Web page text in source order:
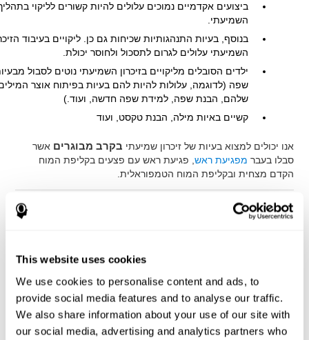
This website uses cookies
We use cookies to personalise content and ads, to
provide social media features and to analyse our traffic.
We also share information about your use of our site with
our social media, advertising and analytics partners who
ביצועים אקדמיים נמוכים עלולים להיות קשורים לליקוי
השמיעתי.
בנוסף, בעיות התנהגותיות שכיחות גם כן. ליקויים בעיבוד
השמיעתי עלולים לגרום לתסכול ולחוסר יכולת.
ילדים הסובלים מליקויים בזיכרון השמיעתי נוטים לסבול
שפה (לדוגמה, עלולות להיות להם בעיות בפיתוח אוצר
שלהם, הבנת שפה, למידת שפה חדשה, ועוד.)
קשיים באיות מילה, הבנת טקסט, ועוד
אנו יכולים למצוא בעיות של זיכרון שמיעתי בקרב מבוגרים אשר
סבלו בעבר מפגיעת ראש , פגיעת ראש עם פצעים בקליפת המוח
הקדם מצחית ובקליפת המוח הטמפוראלית.
כיצד אפשר לאבחן בעיות של זיכרון
באמצעות אבחון נוירו-פסיכולוגי מלא ניתן למדוד באפקטיביות
מקבץ הערכה ניורופסיכולוגי ממוחשבלהעריך רמה קונגטיבית, או
מקבץ הערכה קוגנטיבית (CAB)™ מאפשרת לנו למדוד באופן מדוייק
את הרמה הקונגטיבית הכללית של המשתמש, וישנם מספר מבחנים
קונגטיבים למדוד זיכרון שמיעתי.